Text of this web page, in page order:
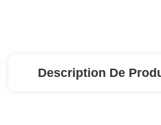
Description De